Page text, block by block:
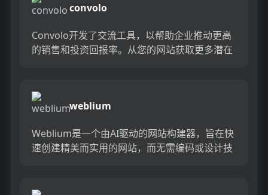
convolo
Convolo开发了交流工具，以帮助企业推动更高
的销售和投资回报率。从您的网站获取更多潜在
weblium
Weblium是一个由AI驱动的网站构建器，旨在快
速创建精美而实用的网站，而无需编码或设计技